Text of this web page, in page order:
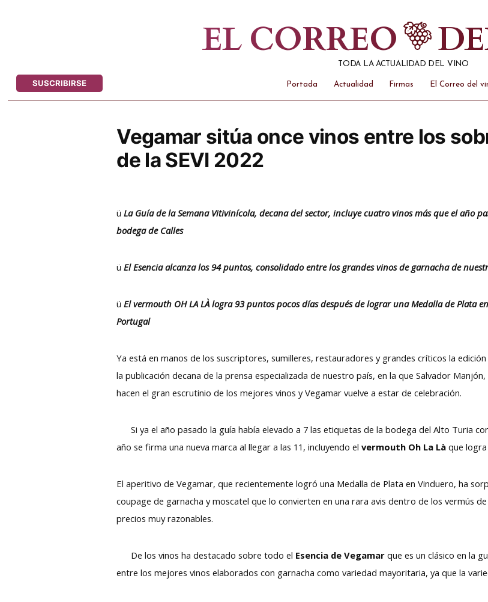
EL CORREO
TODA LA ACTUALIDAD DEL VINO
SUSCRIBIRSE Portada Actualidad Firmas El Correo del
Vegamar sitúa once vinos entre los
de la SEVI 2022
üLa Guía de la Semana Vitivinícola, decana del sector, incluye cuatro vinos más que el año
bodega de Calles
üEl Esencia alcanza los 94 puntos, consolidado entre los grandes vinos de garnacha de
üEl vermouth OH LA LÀ logra 93 puntos pocos días después de lograr una Medalla de Plata
Portugal
Ya está en manos de los suscriptores, sumilleres, restauradores y grandes críticos la
la publicación decana de la prensa especializada de nuestro país, en la que Salvador
hacen el gran escrutinio de los mejores vinos y Vegamar vuelve a estar de celebración.
Si ya el año pasado la guía había elevado a 7 las etiquetas de la bodega del Alto Turia
año se firma una nueva marca al llegar a las 11, incluyendo elvermouth Oh La Là que
El aperitivo de Vegamar, que recientemente logró una Medalla de Plata en Vinduero, ha
coupage de garnacha y moscatel que lo convierten en una rara avis dentro de los vermús
precios muy razonables.
De los vinos ha destacado sobre todo el Esencia de Vegamar que es un clásico en la
entre los mejores vinos elaborados con garnacha como variedad mayoritaria, ya que la